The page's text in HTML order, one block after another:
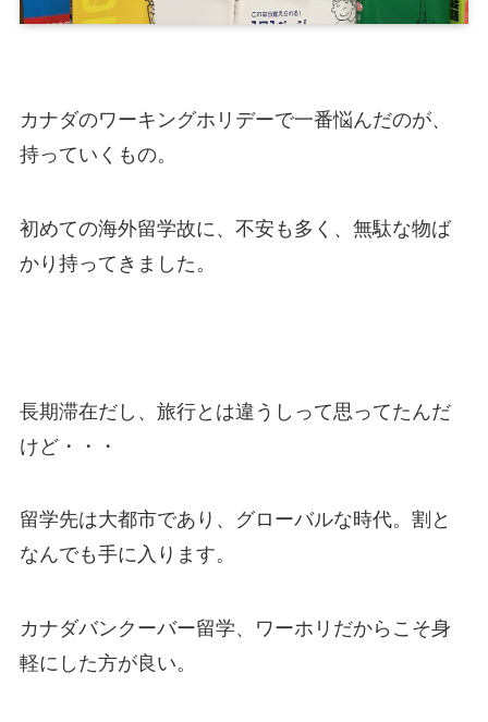
カナダのワーキングホリデーで一番悩んだのが、
持っていくもの。
初めての海外留学故に、不安も多く、無駄な物ば
かり持ってきました。
長期滞在だし、旅行とは違うしって思ってたんだ
けど・・・
留学先は大都市であり、グローバルな時代。割と
なんでも手に入ります。
カナダバンクーバー留学、ワーホリだからこそ身
軽にした方が良い。